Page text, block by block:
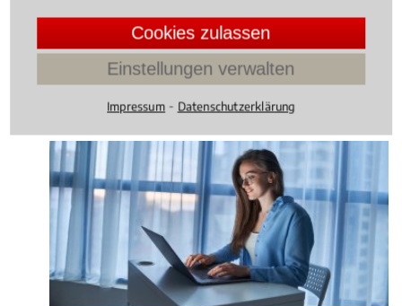
gewerblichen Rechtsschutz, 29.03.2019(Update
08.06.2022)
Instagram, YouTube oder TikTok: Was
müssen Influencer beachten?
Cookies zulassen
Einstellungen verwalten
Impressum ⁃ Datenschutzerklärung